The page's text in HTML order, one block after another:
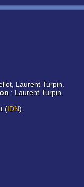
Laurent Turpin.
: Laurent Turpin.
(IDN).